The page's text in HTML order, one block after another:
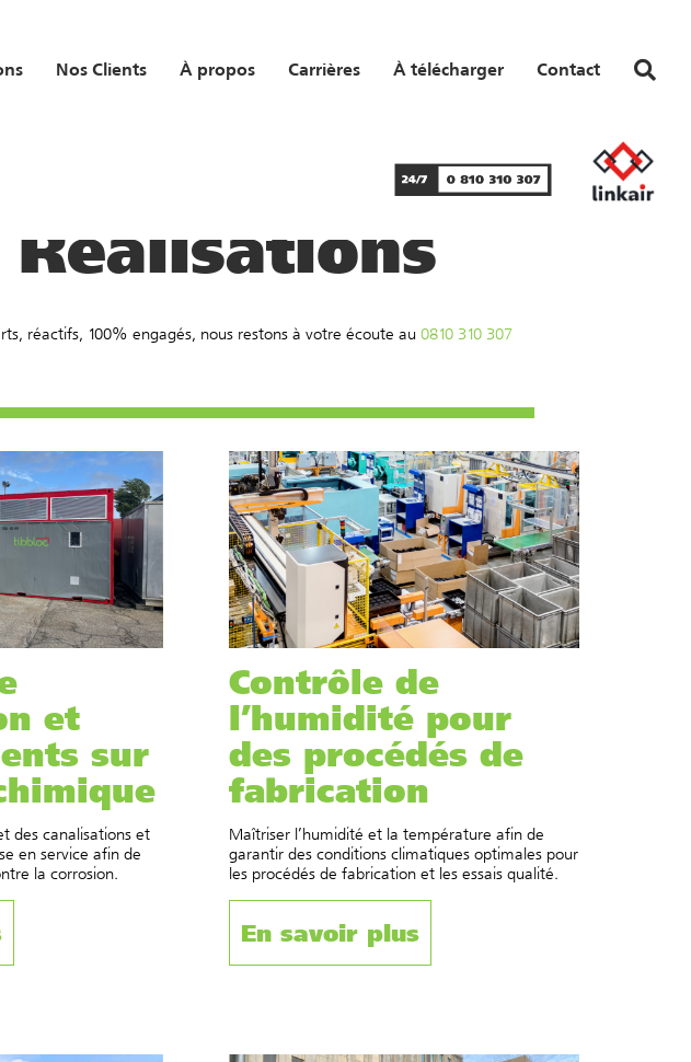
Nos Clients À propos Carrières À télécharger Contact
réactifs, 100% engagés, nous restons à votre écoute au 0810 310 307
et
sur
des canalisations et
en service afin de
la corrosion.
Contrôle de
l’humidité pour
des procédés de
fabrication
Maîtriser l’humidité et la température afin de
garantir des conditions climatiques optimales pour
les procédés de fabrication et les essais qualité.
En savoir plus